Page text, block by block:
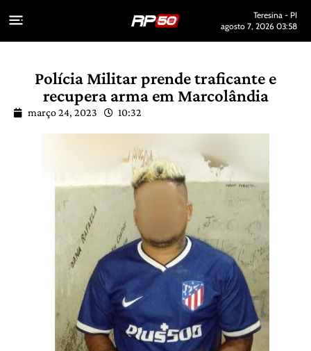
Teresina - PI
agosto 7, 2026 03:58
Polícia Militar prende traficante e
recupera arma em Marcolândia
março 24, 2023 10:32